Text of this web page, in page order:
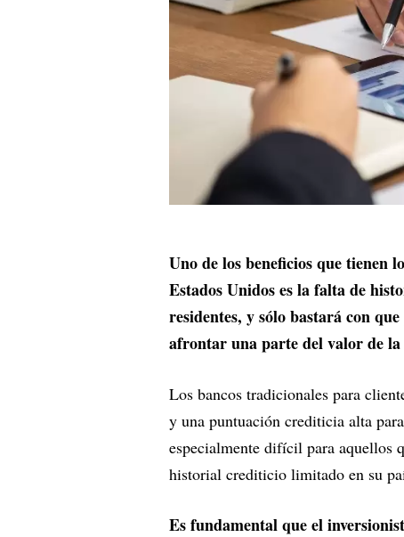
Uno de los beneficios que tienen
Estados Unidos es la falta de
residentes, y sólo bastará con
afrontar una parte del valor de
Los bancos tradicionales para
y una puntuación crediticia alta
especialmente difícil para aquellos
historial crediticio limitado en su
Es fundamental que el